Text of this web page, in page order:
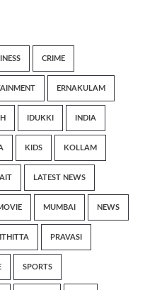
CRIME
ERNAKULAM
IDUKKI INDIA
KIDS KOLLAM
LATEST NEWS
MUMBAI NEWS
PRAVASI
SPORTS